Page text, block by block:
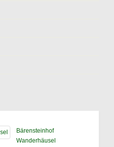
Bärensteinhof
Wanderhäusel